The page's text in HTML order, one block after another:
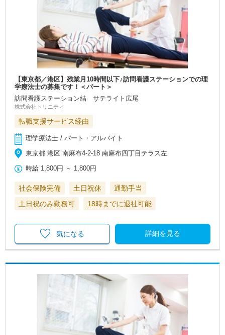
【東京都／港区】残業月10時間以下♪訪問看護ステーションでの理
学療法士の募集です！＜パート＞
訪問看護ステーション結 サテライト広尾
株式会社トリニティ
転職支援サービス経由
理学療法士 / パート・アルバイト
東京都 港区 南麻布4-2-18 南麻布四丁目テラス左
時給 1,800円 ～ 1,800円
社会保険完備 土日祝休
通勤手当
土日祝のみ勤務可
18時までに退社可能
詳細を見る
気になる